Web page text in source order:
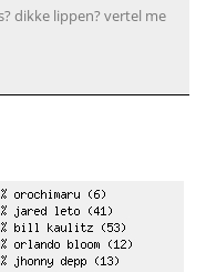
dikke lippen? vertel me